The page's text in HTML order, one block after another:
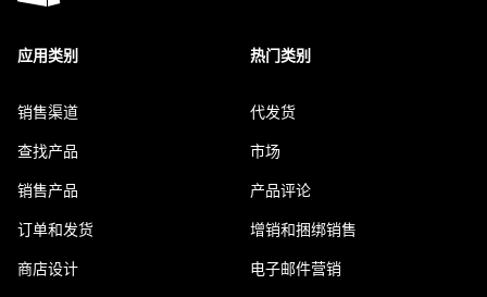
应用类别
销售渠道
查找产品
销售产品
订单和发货
商店设计
热门类别
代发货
市场
产品评论
增销和捆绑销售
电子邮件营销